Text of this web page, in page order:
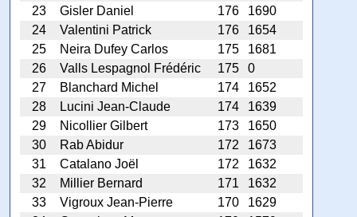
23
Gisler Daniel 176
1690
24
Valentini Patrick 176
1654
25
Neira Dufey Carlos 175
1681
26
Valls Lespagnol Frédéric 175
0
27
Blanchard Michel 174
1652
28
Lucini Jean-Claude 174
1639
29
Nicollier Gilbert 173
1650
30
Rab Abidur 172
1673
31
Catalano Joël 172
1632
32
Millier Bernard 171
1632
33
Vigroux Jean-Pierre 170
1629